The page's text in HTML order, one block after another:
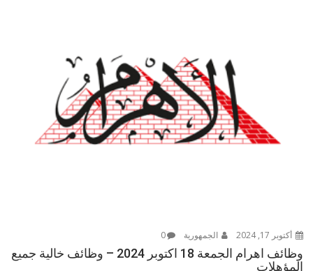
أكتوبر 17, 2024 الجمهورية 0
وظائف اهرام الجمعة 18 اكتوبر 2024 – وظائف خالية جميع
المؤهلات